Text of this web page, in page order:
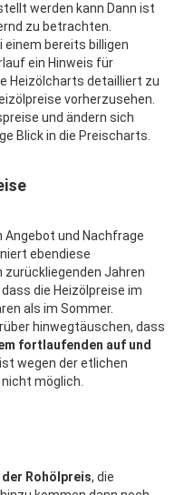
werden kann Dann ist
zu betrachten.
einem bereits billigen
ein Hinweis für
Heizölcharts detailliert zu
vorherzusehen.
und ändern sich
Blick in die Preischarts.
Angebot und Nachfrage
ebendiese
zurückliegenden Jahren
die Heizölpreise im
als im Sommer.
hinwegtäuschen, dass
fortlaufenden auf und
ist wegen der etlichen
möglich.
der Rohölpreis, die